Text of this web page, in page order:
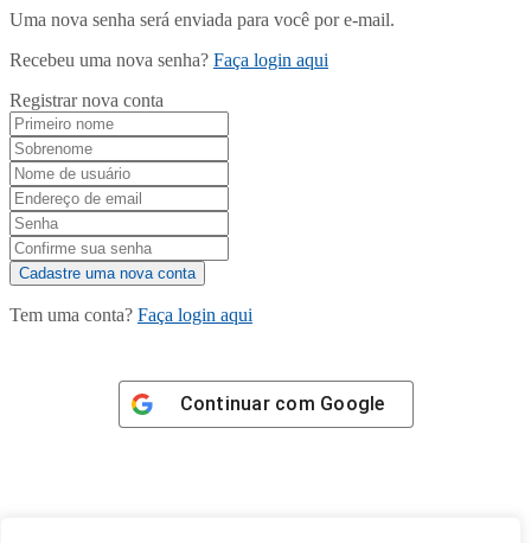
Uma nova senha será enviada para você por e-mail.
Recebeu uma nova senha? Faça login aqui
Registrar nova conta
Tem uma conta? Faça login aqui
Continuar com Google